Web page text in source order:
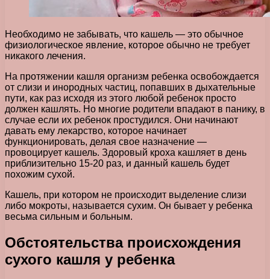
Необходимо не забывать, что кашель — это обычное
физиологическое явление, которое обычно не требует
никакого лечения.
На протяжении кашля организм ребенка освобождается
от слизи и инородных частиц, попавших в дыхательные
пути, как раз исходя из этого любой ребенок просто
должен кашлять. Но многие родители впадают в панику, в
случае если их ребенок простудился. Они начинают
давать ему лекарство, которое начинает
функционировать, делая свое назначение —
провоцирует кашель. Здоровый кроха кашляет в день
приблизительно 15-20 раз, и данный кашель будет
похожим сухой.
Кашель, при котором не происходит выделение слизи
либо мокроты, называется сухим. Он бывает у ребенка
весьма сильным и больным.
Обстоятельства происхождения
сухого кашля у ребенка